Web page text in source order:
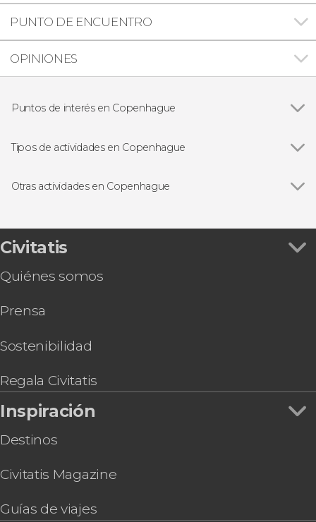
PUNTO DE ENCUENTRO
OPINIONES
Puntos de interés en Copenhague
Christiania
Jardines de Tivoli
Tipos de actividades en Copenhague
Free tours en Copenhague
Autobús turístico
Otras actividades en Copenhague
Excursión a Malmö
Tour en bicicleta por Copenhague
Tour en bicicleta por el parque Dyrehaven
Tour de la pastelería danesa por Copenhague
Entrada a IKONO Copenhague
Civitatis
Quiénes somos
Prensa
Sostenibilidad
Regala Civitatis
Inspiración
Destinos
Civitatis Magazine
Guías de viajes